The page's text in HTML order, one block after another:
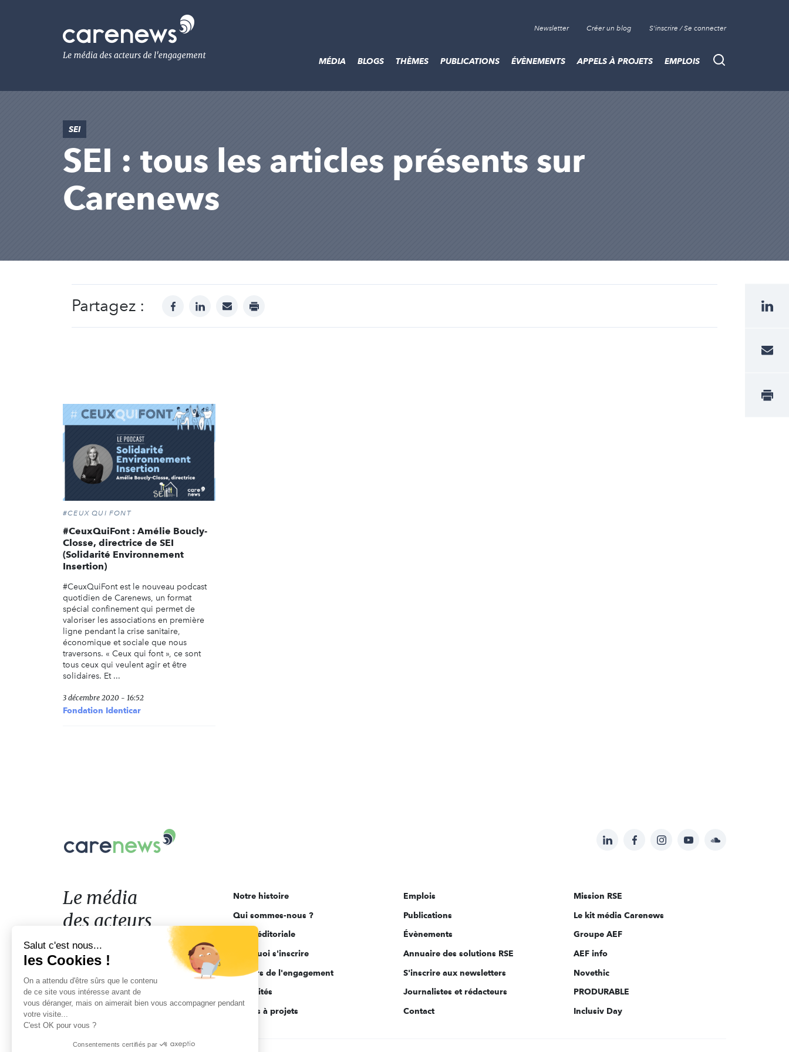
Le
média
de
Newsletter Créer un blog S'inscrire / Se connecter
Recherche
MÉDIA BLOGS THÈMES PUBLICATIONS ÉVÈNEMENTS APPELS À PROJETS EMPLOIS
SEI
SEI : tous les articles présents sur
Carenews
Partagez : facebooklinkedinmail print
#CEUX QUI FONT
#CeuxQuiFont : Amélie Boucly-
Closse, directrice de SEI
(Solidarité Environnement
Insertion)
#CeuxQuiFont est le nouveau podcast
quotidien de Carenews, un format
spécial confinement qui permet de
valoriser les associations en première
ligne pendant la crise sanitaire,
économique et sociale que nous
traversons. « Ceux qui font », ce sont
tous ceux qui veulent agir et être
solidaires. Et ...
3 décembre 2020 - 16:52
Fondation Identicar
Suivez-
sur:
LinkedInFacebookInstagramYouTubeSoundcloud
Le
acteurs
de
l'engagement
Le média
des acteurs
de l'engagement
Notre histoire
Qui sommes-nous ?
Ligne éditoriale
Pourquoi s'inscrire
Acteurs de l'engagement
Actualités
Appels à projets
Emplois
Publications
Évènements
Annuaire des solutions RSE
S'inscrire aux newsletters
Journalistes et rédacteurs
Contact
Mission RSE
Le kit média Carenews
Groupe AEF
AEF info
Novethic
PRODURABLE
Inclusiv Day
Salut c'est nous...
les Cookies !
On a attendu d'être sûrs que le contenu
de ce site vous intéresse avant de
vous déranger, mais on aimerait bien vous accompagner pendant
votre visite...
C'est OK pour vous ?
Consentements certifiés par